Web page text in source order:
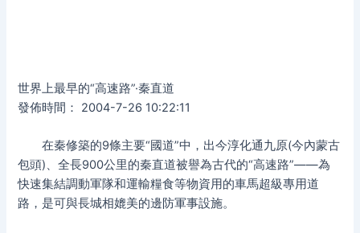
世界上最早的“高速路”·秦直道
發佈時間： 2004-7-26 10:22:11
在秦修築的9條主要“國道”中，出今淳化通九原(今內蒙古
包頭)、全長900公里的秦直道被譽為古代的“高速路”——為
快速集結調動軍隊和運輸糧食等物資用的車馬超級專用道
路，是可與長城相媲美的邊防軍事設施。